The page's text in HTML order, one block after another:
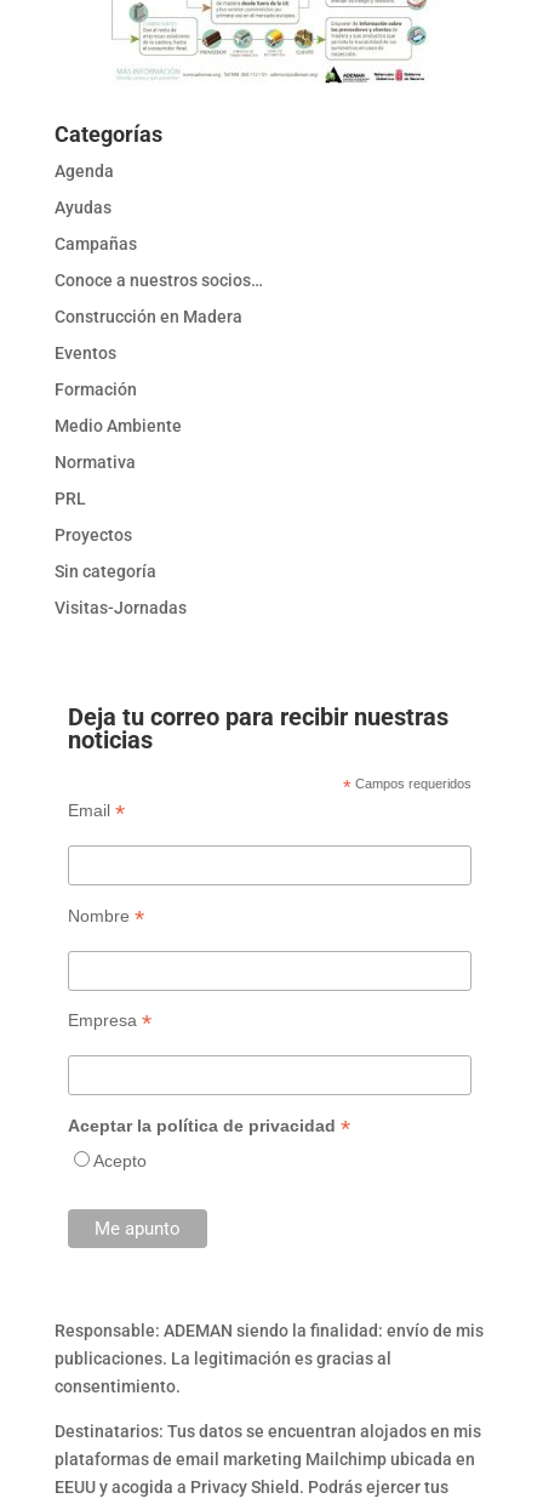
Categorías
Agenda
Ayudas
Campañas
Conoce a nuestros socios…
Construcción en Madera
Eventos
Formación
Medio Ambiente
Normativa
PRL
Proyectos
Sin categoría
Visitas-Jornadas
Deja tu correo para recibir nuestras
noticias
* Campos requeridos
Email *
Nombre *
Empresa *
Aceptar la política de privacidad *
Acepto
Responsable: ADEMAN siendo la finalidad: envío de mis
publicaciones. La legitimación es gracias al
consentimiento.
Destinatarios: Tus datos se encuentran alojados en mis
plataformas de email marketing Mailchimp ubicada en
EEUU y acogida a Privacy Shield. Podrás ejercer tus